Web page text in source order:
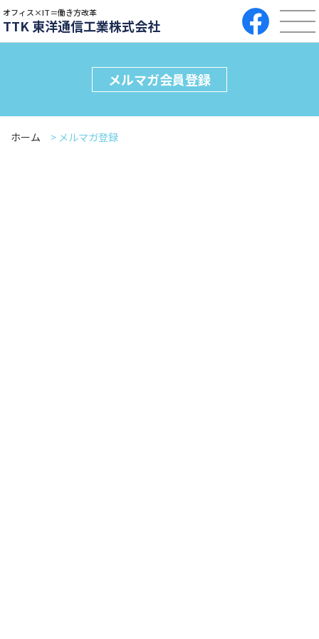
オフィス×IT＝働き方改革
TTK 東洋通信工業株式会社
メルマガ会員登録
ホーム > メルマガ登録